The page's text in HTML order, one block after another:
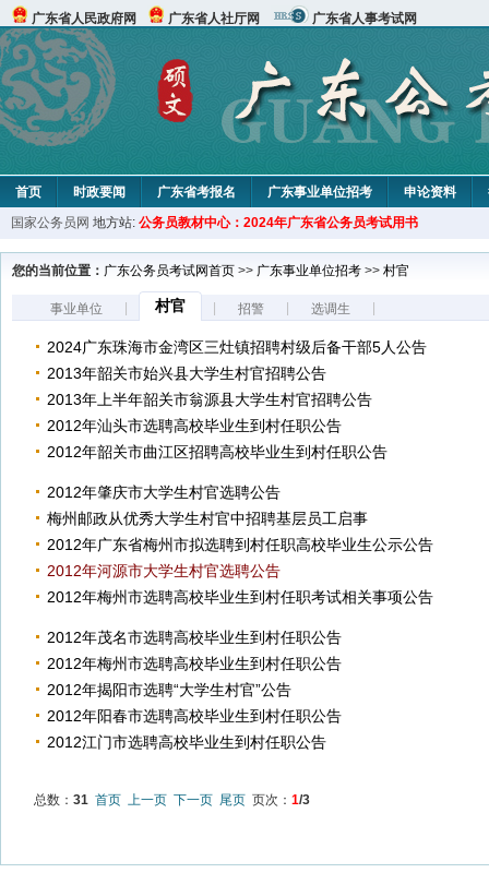
广东省人民政府网 广东省人社厅网 广东省人事考试网
首页 时政要闻 广东省考报名 广东事业单位招考 申论资料
国家公务员网 地方站: 公务员教材中心：2024年广东省公务员考试用书
您的当前位置： 广东公务员考试网首页 >> 广东事业单位招考 >> 村官
事业单位 村官 招警 选调生
2024广东珠海市金湾区三灶镇招聘村级后备干部5人公告
2013年韶关市始兴县大学生村官招聘公告
2013年上半年韶关市翁源县大学生村官招聘公告
2012年汕头市选聘高校毕业生到村任职公告
2012年韶关市曲江区招聘高校毕业生到村任职公告
2012年肇庆市大学生村官选聘公告
梅州邮政从优秀大学生村官中招聘基层员工启事
2012年广东省梅州市拟选聘到村任职高校毕业生公示公告
2012年河源市大学生村官选聘公告
2012年梅州市选聘高校毕业生到村任职考试相关事项公告
2012年茂名市选聘高校毕业生到村任职公告
2012年梅州市选聘高校毕业生到村任职公告
2012年揭阳市选聘“大学生村官”公告
2012年阳春市选聘高校毕业生到村任职公告
2012江门市选聘高校毕业生到村任职公告
总数： 31 首页 上一页 下一页 尾页 页次： 1/3